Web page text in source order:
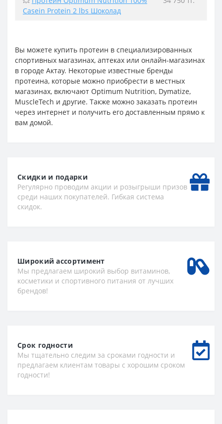
Casein Protein 2 lbs Шоколад
Вы можете купить протеин в специализированных
спортивных магазинах, аптеках или онлайн-магазинах
в городе Актау. Некоторые известные бренды
протеина, которые можно приобрести в местных
магазинах, включают Optimum Nutrition, Dymatize,
MuscleTech и другие. Также можно заказать протеин
через интернет и получить его доставленным прямо к
вам домой.
Скидки и подарки
Регулярно проводим акции и розыгрыши призов
среди наших покупателей. Гибкая система
скидок.
Широкий ассортимент
Мы предлагаем широкий выбор витаминов,
косметики и спортивного питания от лучших
брендов!
Срок годности
Мы тщательно следим за сроками годности и
предлагаем клиентам товары с хорошим сроком
годности!